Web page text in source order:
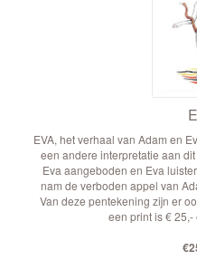
EVA, het verhaal van Adam en
een andere interpretatie aan
Eva aangeboden en Eva
nam de verboden appel van
Van deze pentekening zijn er
een print is €